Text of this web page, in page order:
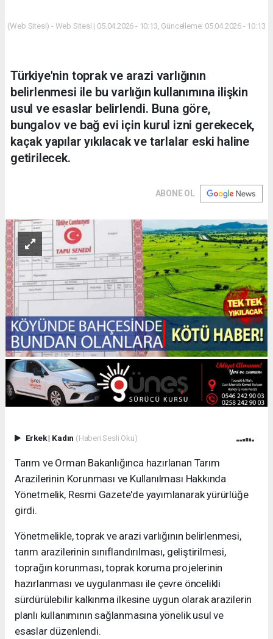
(Web Sitesi) - Web Sitesi | 05.04.2026 - 10:13, Güncelleme: 05.04.2026 - 10:13
Türkiye'nin toprak ve arazi varlığının
belirlenmesi ile bu varlığın kullanımına ilişkin
usul ve esaslar belirlendi. Buna göre,
bungalov ve bağ evi için kurul izni gerekecek,
kaçak yapılar yıkılacak ve tarlalar eski haline
getirilecek.
ABONE OL
Erkek| Kadın (Haberi Sesli Oku)
Tarım ve Orman Bakanlığınca hazırlanan Tarım
Arazilerinin Korunması ve Kullanılması Hakkında
Yönetmelik, Resmi Gazete'de yayımlanarak yürürlüğe
girdi.
Yönetmelikle, toprak ve arazi varlığının belirlenmesi,
tarım arazilerinin sınıflandırılması, geliştirilmesi,
toprağın korunması, toprak koruma projelerinin
hazırlanması ve uygulanması ile çevre öncelikli
sürdürülebilir kalkınma ilkesine uygun olarak arazilerin
planlı kullanımının sağlanmasına yönelik usul ve
esaslar düzenlendi.